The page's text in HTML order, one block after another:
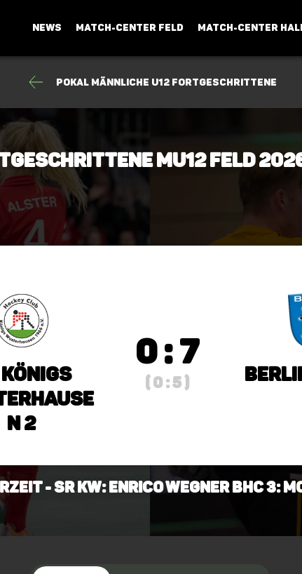
NEWS MATCH-CENTER FELD MATCH-CENTER
Pokal männliche U12 Fortgeschrittene
mU12 Feld
Königs
n 2
0 : 7
( 0 : 5 )
- SR KW: Enrico Wegner BHC 3: